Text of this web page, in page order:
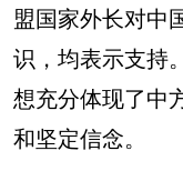
盟国家外长对中
识，均表示支持
想充分体现了中
和坚定信念。